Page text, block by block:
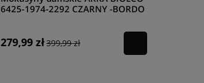
6425-1974-2292 CZARNY -BORDO
279,99 zł399,99 zł